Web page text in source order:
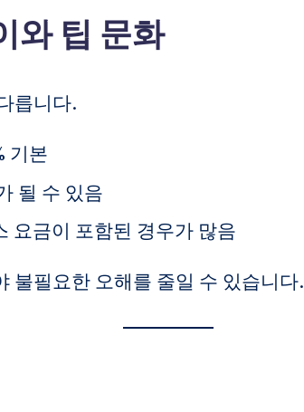
와 팁 문화
릅니다.
기본
될 수 있음
요금이 포함된 경우가 많음
불필요한 오해를 줄일 수 있습니다.